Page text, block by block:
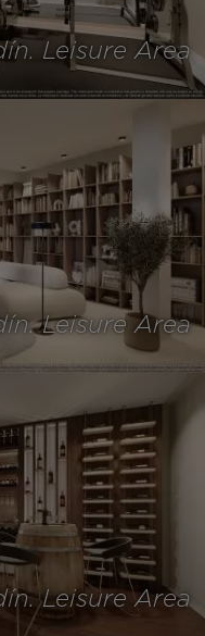
Leisure Area
Leisure Area
Leisure Area